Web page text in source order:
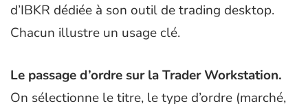
d’IBKR dédiée à son outil de trading desktop.
Chacun illustre un usage clé.
Le passage d’ordre sur la Trader Workstation.
On sélectionne le titre, le type d’ordre (marché,